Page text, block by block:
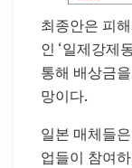
최종안은 피
인 ‘일제강제
통해 배상금
망이다.
일본 매체들
업들이 참여